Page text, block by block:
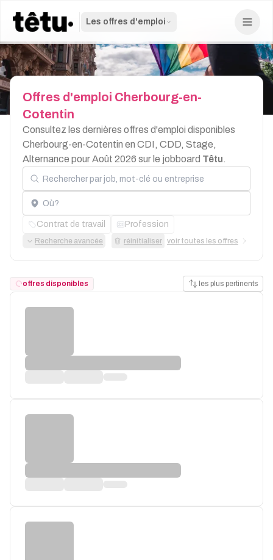
Les offres d'emploi
Offres d'emploi Cherbourg-en-
Cotentin
Consultez les dernières offres d'emploi disponibles
Cherbourg-en-Cotentin en CDI, CDD, Stage,
Alternance pour Août 2026 sur le jobboard Têtu.
Rechercher par job, mot-clé ou entreprise
Localisation
Contrat de travail Profession
Recherche avancée réinitialiser voir toutes les offres
offres disponibles les plus pertinents